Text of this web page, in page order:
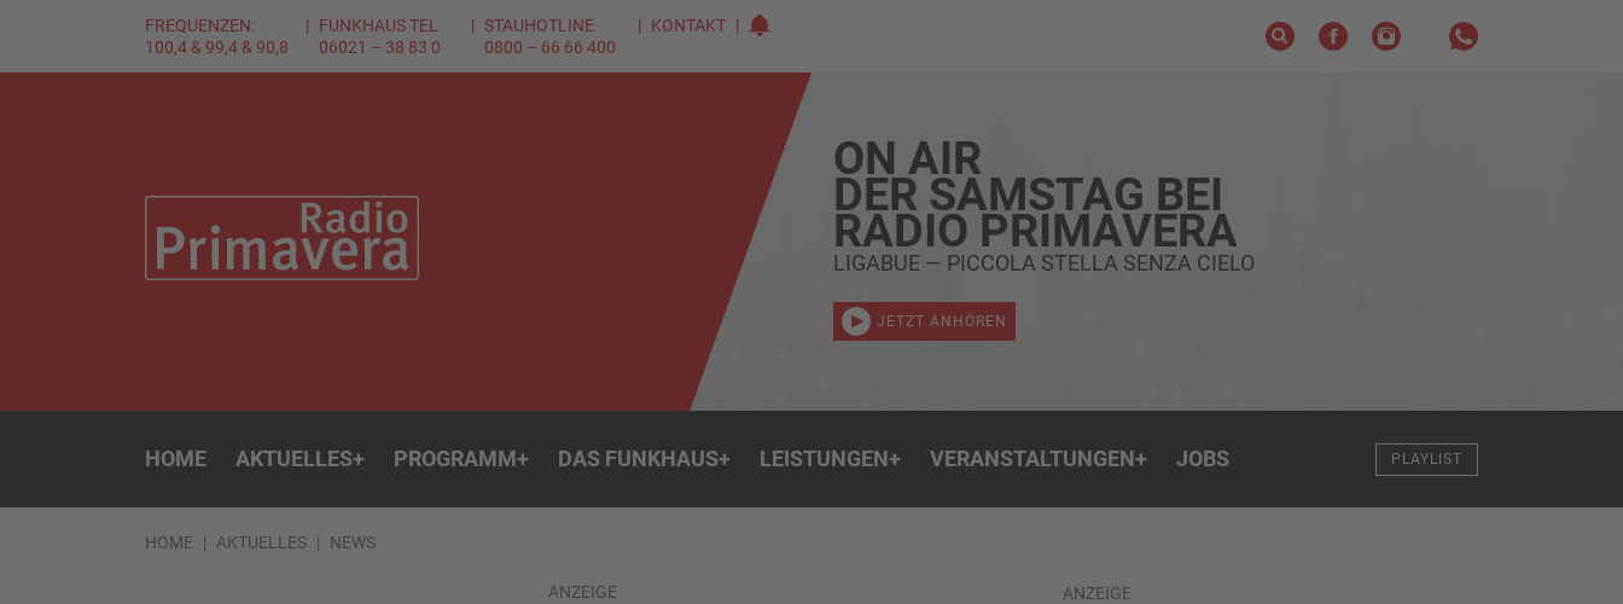
FREQUENZEN:
100,4 & 99,4 & 90,8
FUNKHAUS TEL
06021 – 38 83 0
STAUHOTLINE
0800 – 66 66 400
KONTAKT
ON AIR
DER SAMSTAG BEI
RADIO PRIMAVERA
LIGABUE — PICCOLA STELLA SENZA CIELO
JETZT ANHÖREN
HOME AKTUELLES+ PROGRAMM+ DAS FUNKHAUS+ LEISTUNGEN+ VERANSTALTUNGEN+ JOBS PLAYLIST
HOME AKTUELLES NEWS
ANZEIGE ANZEIGE